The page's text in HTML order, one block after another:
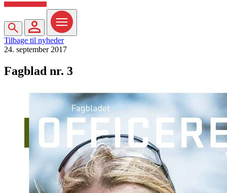
Søg MitHOD Menu
Tilbage til nyheder
24. september 2017
Fagblad nr. 3